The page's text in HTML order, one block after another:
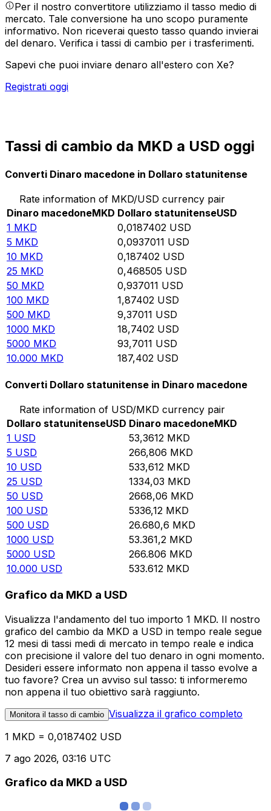
Per il nostro convertitore utilizziamo il tasso medio di
mercato. Tale conversione ha uno scopo puramente
informativo. Non riceverai questo tasso quando invierai
del denaro. Verifica i tassi di cambio per i trasferimenti.
Sapevi che puoi inviare denaro all'estero con Xe?
Registrati oggi
Tassi di cambio da MKD a USD oggi
Converti Dinaro macedone in Dollaro statunitense
Rate information of MKD/USD currency pair
Dinaro macedoneMKD Dollaro statunitenseUSD
1 MKD 0,0187402 USD
5 MKD 0,0937011 USD
10 MKD 0,187402 USD
25 MKD 0,468505 USD
50 MKD 0,937011 USD
100 MKD 1,87402 USD
500 MKD 9,37011 USD
1000 MKD 18,7402 USD
5000 MKD 93,7011 USD
10.000 MKD 187,402 USD
Converti Dollaro statunitense in Dinaro macedone
Rate information of USD/MKD currency pair
Dollaro statunitenseUSD Dinaro macedoneMKD
1 USD 53,3612 MKD
5 USD 266,806 MKD
10 USD 533,612 MKD
25 USD 1334,03 MKD
50 USD 2668,06 MKD
100 USD 5336,12 MKD
500 USD 26.680,6 MKD
1000 USD 53.361,2 MKD
5000 USD 266.806 MKD
10.000 USD 533.612 MKD
Grafico da MKD a USD
Visualizza l'andamento del tuo importo 1 MKD. Il nostro
grafico del cambio da MKD a USD in tempo reale segue
12 mesi di tassi medi di mercato in tempo reale e indica
con precisione il valore del tuo denaro in ogni momento.
Desideri essere informato non appena il tasso evolve a
tuo favore? Crea un avviso sul tasso: ti informeremo
non appena il tuo obiettivo sarà raggiunto.
Monitora il tasso di cambio Visualizza il grafico completo
1 MKD = 0,0187402 USD
7 ago 2026, 03:16 UTC
Grafico da MKD a USD